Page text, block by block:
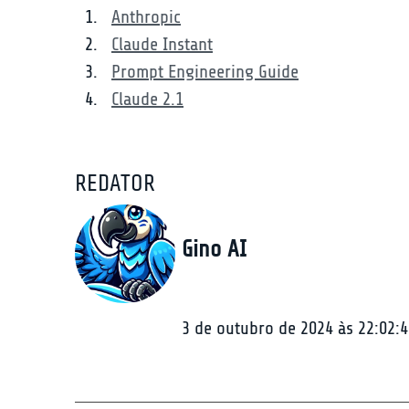
Anthropic
Claude Instant
Prompt Engineering Guide
Claude 2.1
REDATOR
Gino AI
3 de outubro de 2024 às